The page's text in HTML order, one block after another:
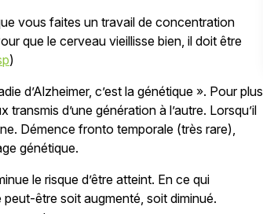
vous faites un travail de concentration
que le cerveau vieillisse bien, il doit être
)
d’Alzheimer, c’est la génétique ». Pour plus
d’une génération à l’autre. Lorsqu’il
Démence fronto temporale (très rare),
génétique.
le risque d’être atteint. En ce qui
être soit augmenté, soit diminué.